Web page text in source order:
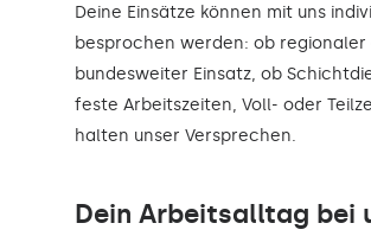
Deine Einsätze können mit uns
besprochen werden: ob regionaler
bundesweiter Einsatz, ob
feste Arbeitszeiten, Voll- oder
halten unser Versprechen.
Dein Arbeitsalltag bei